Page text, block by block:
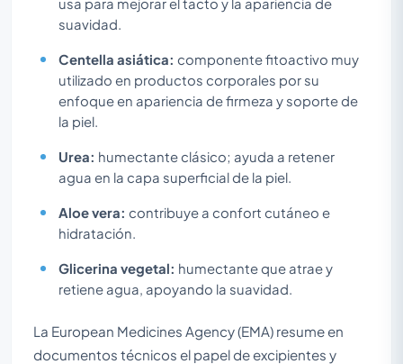
suavidad.
Centella asiática: componente fitoactivo muy
utilizado en productos corporales por su
enfoque en apariencia de firmeza y soporte de
la piel.
Urea: humectante clásico; ayuda a retener
agua en la capa superficial de la piel.
Aloe vera: contribuye a confort cutáneo e
hidratación.
Glicerina vegetal: humectante que atrae y
retiene agua, apoyando la suavidad.
La European Medicines Agency (EMA) resume en
documentos técnicos el papel de excipientes y